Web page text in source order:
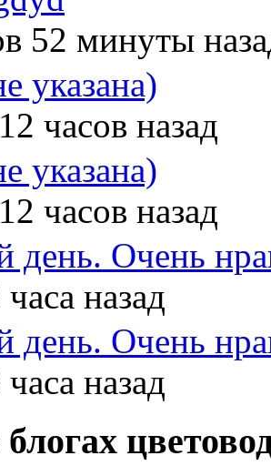
52 минуты
указана)
часов назад
указана)
часов назад
день. Очень
назад
день. Очень
назад